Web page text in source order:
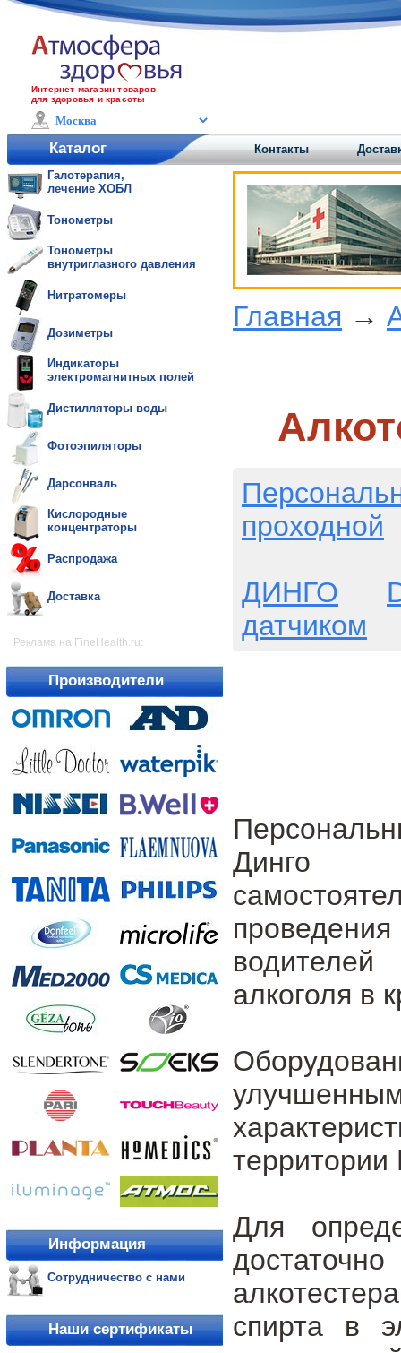
Интернет магазин товаров
для здоровья и красоты
Каталог Контакты
Галотерапия,
лечение ХОБЛ
Тонометры
Тонометры
внутриглазного давления
Нитратомеры
Дозиметры
Индикаторы
электромагнитных полей
Дистилляторы воды
Фотоэпиляторы
Дарсонваль
Кислородные
концентраторы
Распродажа
Доставка
Реклама на FineHealth.ru:
Производители
Информация
Сотрудничество с нами
Наши сертификаты
Главная →
проходной
ДИНГО
датчиком
Динго
алкоголя в
территории
Для
спирта в